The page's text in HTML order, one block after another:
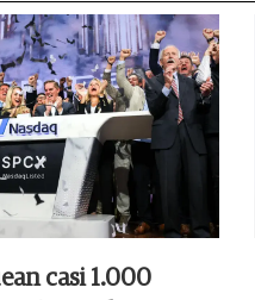
casi 1.000